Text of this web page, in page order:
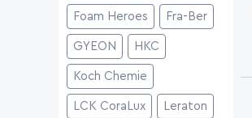
Foam Heroes Fra-Ber
GYEON HKC
Koch Chemie
LCK CoraLux Leraton